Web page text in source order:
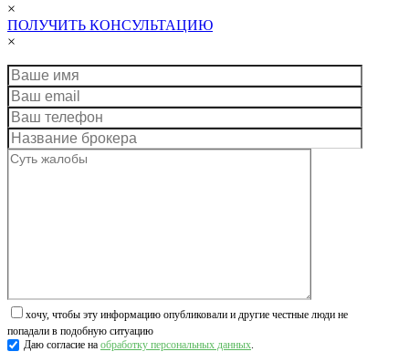
×
ПОЛУЧИТЬ КОНСУЛЬТАЦИЮ
×
хочу, чтобы эту информацию опубликовали и другие честные люди не
попадали в подобную ситуацию
Даю согласие на обработку персональных данных.